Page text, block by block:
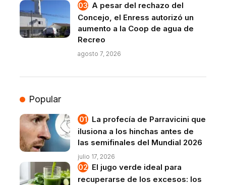
A pesar del rechazo del
Concejo, el Enress autorizó un
aumento a la Coop de agua de
Recreo
agosto 7, 2026
Popular
La profecía de Parravicini que
ilusiona a los hinchas antes de
las semifinales del Mundial 2026
julio 17, 2026
El jugo verde ideal para
recuperarse de los excesos: los